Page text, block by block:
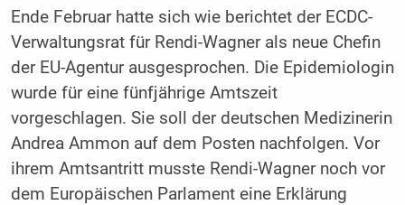
Ende Februar hatte sich wie berichtet der ECDC-
Verwaltungsrat für Rendi-Wagner als neue Chefin
der EU-Agentur ausgesprochen. Die Epidemiologin
wurde für eine fünfjährige Amtszeit
vorgeschlagen. Sie soll der deutschen Medizinerin
Andrea Ammon auf dem Posten nachfolgen. Vor
ihrem Amtsantritt musste Rendi-Wagner noch vor
dem Europäischen Parlament eine Erklärung